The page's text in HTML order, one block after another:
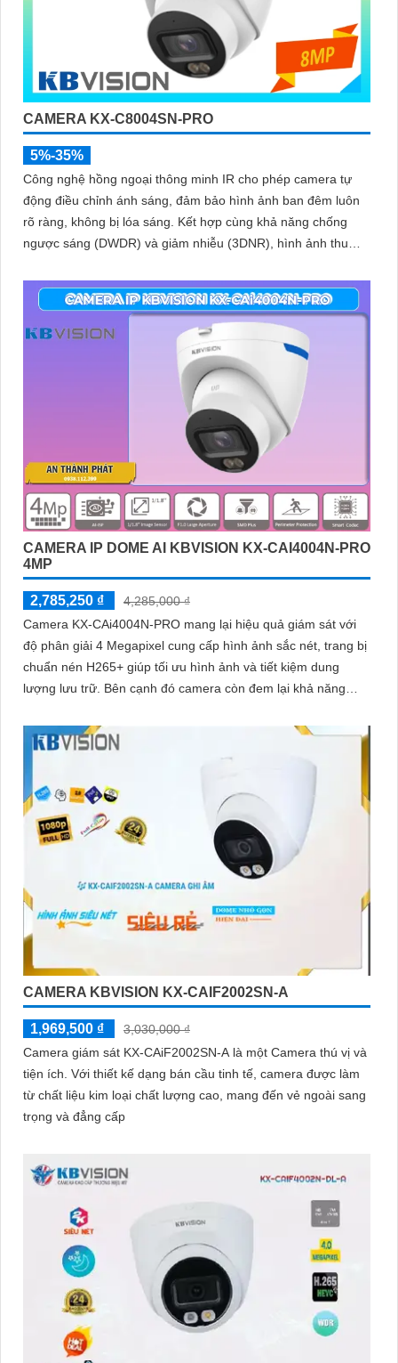
CAMERA KX-C8004SN-PRO
5%-35%
Công nghệ hồng ngoại thông minh IR cho phép camera tự
động điều chỉnh ánh sáng, đảm bảo hình ảnh ban đêm luôn
rõ ràng, không bị lóa sáng. Kết hợp cùng khả năng chống
ngược sáng (DWDR) và giảm nhiễu (3DNR), hình ảnh thu
ngay cả trong môi trường ánh sáng yếu hoặc ánh sáng phức
tạp như ngược sáng hoặc chói nắng
CAMERA IP DOME AI KBVISION KX-CAI4004N-PRO
4MP
2,785,250 ₫
4,285,000 ₫
Camera KX-CAi4004N-PRO mang lại hiệu quả giám sát với
độ phân giải 4 Megapixel cung cấp hình ảnh sắc nét, trang bị
chuẩn nén H265+ giúp tối ưu hình ảnh và tiết kiệm dung
lượng lưu trữ. Bên cạnh đó camera còn đem lại khả năng
biệt người/xe (SMD Plus) bảo vệ an ninh hiệu quả
CAMERA KBVISION KX-CAIF2002SN-A
1,969,500 ₫
3,030,000 ₫
Camera giám sát KX-CAiF2002SN-A là một Camera thú vị và
tiện ích. Với thiết kế dạng bán cầu tinh tế, camera được làm
từ chất liệu kim loại chất lượng cao, mang đến vẻ ngoài sang
trọng và đẳng cấp